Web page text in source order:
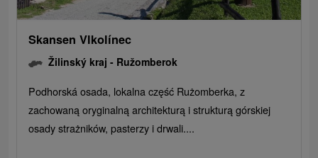
Skansen Vlkolínec
Žilinský kraj - Ružomberok
Podhorská osada, lokalna część Rużomberka, z
zachowaną oryginalną architekturą i strukturą górskiej
osady strażników, pasterzy i drwali....